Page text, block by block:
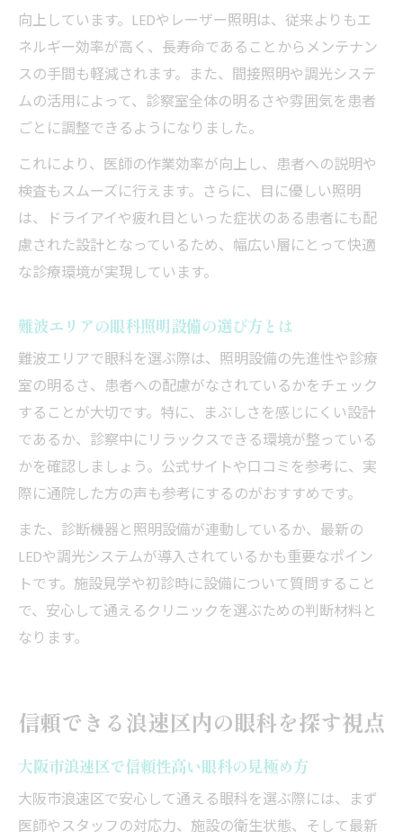
向上しています。LEDやレーザー照明は、従来よりもエ
ネルギー効率が高く、長寿命であることからメンテナン
スの手間も軽減されます。また、間接照明や調光システ
ムの活用によって、診察室全体の明るさや雰囲気を患者
ごとに調整できるようになりました。
これにより、医師の作業効率が向上し、患者への説明や
検査もスムーズに行えます。さらに、目に優しい照明
は、ドライアイや疲れ目といった症状のある患者にも配
慮された設計となっているため、幅広い層にとって快適
な診療環境が実現しています。
難波エリアの眼科照明設備の選び方とは
難波エリアで眼科を選ぶ際は、照明設備の先進性や診療
室の明るさ、患者への配慮がなされているかをチェック
することが大切です。特に、まぶしさを感じにくい設計
であるか、診察中にリラックスできる環境が整っている
かを確認しましょう。公式サイトや口コミを参考に、実
際に通院した方の声も参考にするのがおすすめです。
また、診断機器と照明設備が連動しているか、最新の
LEDや調光システムが導入されているかも重要なポイン
トです。施設見学や初診時に設備について質問すること
で、安心して通えるクリニックを選ぶための判断材料と
なります。
信頼できる浪速区内の眼科を探す視点
大阪市浪速区で信頼性高い眼科の見極め方
大阪市浪速区で安心して通える眼科を選ぶ際には、まず
医師やスタッフの対応力、施設の衛生状態、そして最新